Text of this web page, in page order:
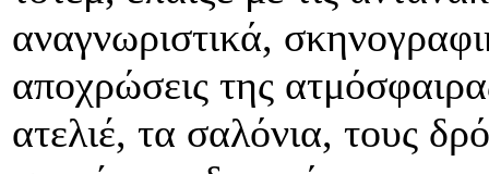
αναγνωριστικά,
αποχρώσεις της
ατελιέ, τα σαλόνια, τους